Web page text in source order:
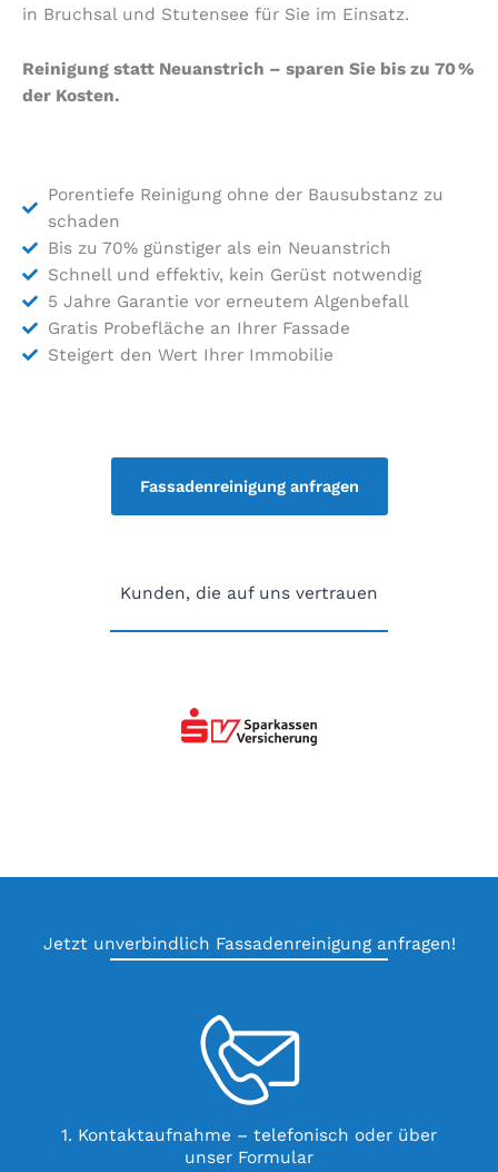
in Bruchsal und Stutensee für Sie im Einsatz.
Reinigung statt Neuanstrich – sparen Sie bis zu 70 %
der Kosten.
Porentiefe Reinigung ohne der Bausubstanz zu
schaden
Bis zu 70% günstiger als ein Neuanstrich
Schnell und effektiv, kein Gerüst notwendig
5 Jahre Garantie vor erneutem Algenbefall
Gratis Probefläche an Ihrer Fassade
Steigert den Wert Ihrer Immobilie
Fassadenreinigung anfragen
Kunden, die auf uns vertrauen
Jetzt unverbindlich Fassadenreinigung anfragen!
1. Kontaktaufnahme – telefonisch oder über
unser Formular